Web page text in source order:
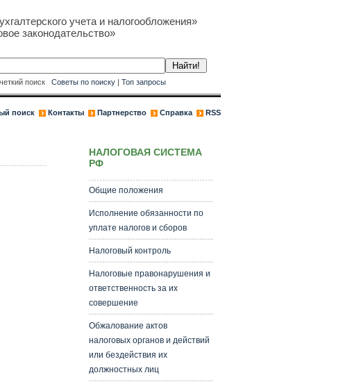
учета и налогообложения»
законодательство»
поиск Советы по поиску| Топ запросы
поиск Контакты Партнерство Справка RSS
НАЛОГОВАЯ СИСТЕМА
РФ
Общие положения
Исполнение обязанности по
уплате налогов и сборов
Налоговый контроль
Налоговые правонарушения и
ответственность за их
совершение
Обжалование актов
налоговых органов и действий
или бездействия их
должностных лиц